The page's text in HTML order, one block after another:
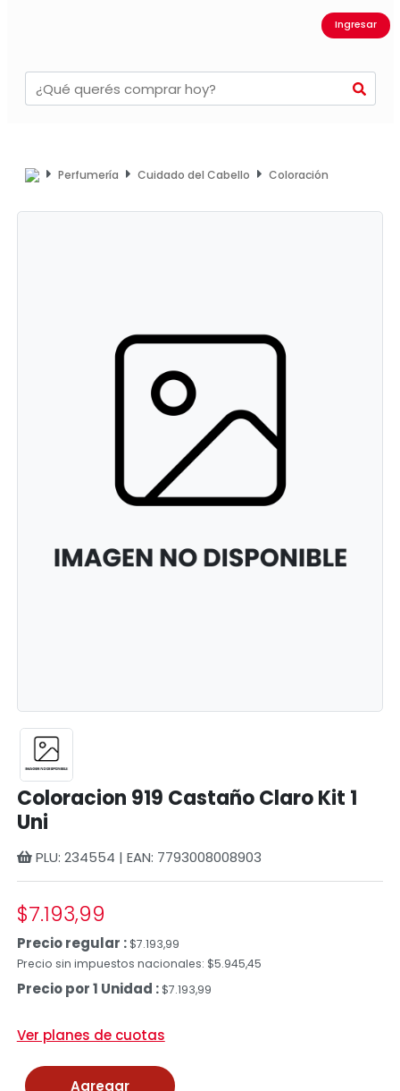
Ingresar
Perfumería Cuidado del Cabello Coloración
Coloracion 919 Castaño Claro Kit 1
Uni
PLU: 234554 | EAN: 7793008008903
$7.193,99
Precio regular :$7.193,99
Precio sin impuestos nacionales: $5.945,45
Precio por 1 Unidad : $7.193,99
Ver planes de cuotas
Agregar